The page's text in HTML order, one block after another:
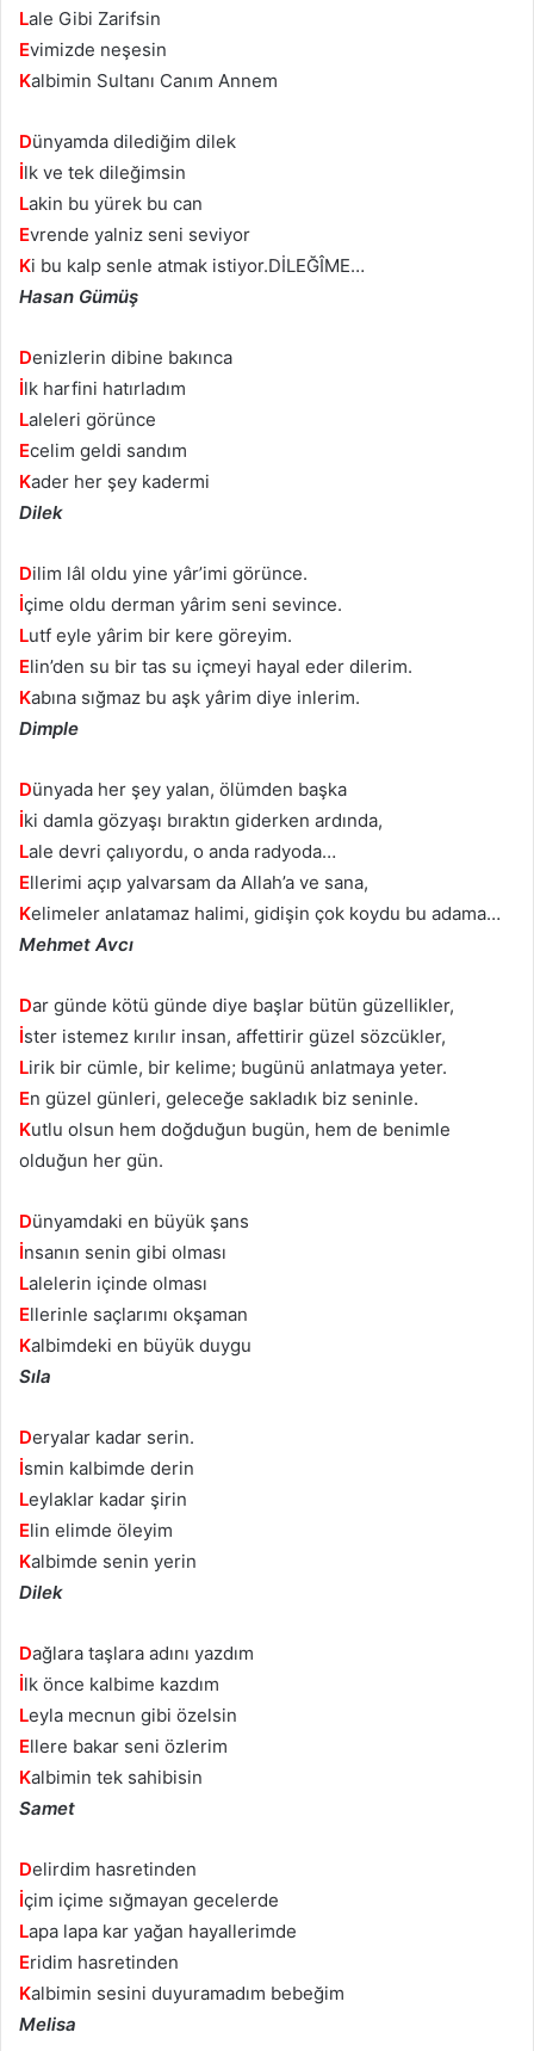
Lale Gibi Zarifsin
Evimizde neşesin
Kalbimin Sultanı Canım Annem
Dünyamda dilediğim dilek
İlk ve tek dileğimsin
Lakin bu yürek bu can
Evrende yalniz seni seviyor
Ki bu kalp senle atmak istiyor.DİLEĞÎME…
Hasan Gümüş
Denizlerin dibine bakınca
İlk harfini hatırladım
Laleleri görünce
Ecelim geldi sandım
Kader her şey kadermi
Dilek
Dilim lâl oldu yine yâr’imi görünce.
İçime oldu derman yârim seni sevince.
Lutf eyle yârim bir kere göreyim.
Elin’den su bir tas su içmeyi hayal eder dilerim.
Kabına sığmaz bu aşk yârim diye inlerim.
Dimple
Dünyada her şey yalan, ölümden başka
İki damla gözyaşı bıraktın giderken ardında,
Lale devri çalıyordu, o anda radyoda…
Ellerimi açıp yalvarsam da Allah’a ve sana,
Kelimeler anlatamaz halimi, gidişin çok koydu bu adama…
Mehmet Avcı
Dar günde kötü günde diye başlar bütün güzellikler,
İster istemez kırılır insan, affettirir güzel sözcükler,
Lirik bir cümle, bir kelime; bugünü anlatmaya yeter.
En güzel günleri, geleceğe sakladık biz seninle.
Kutlu olsun hem doğduğun bugün, hem de benimle
olduğun her gün.
Dünyamdaki en büyük şans
İnsanın senin gibi olması
Lalelerin içinde olması
Ellerinle saçlarımı okşaman
Kalbimdeki en büyük duygu
Sıla
Deryalar kadar serin.
İsmin kalbimde derin
Leylaklar kadar şirin
Elin elimde öleyim
Kalbimde senin yerin
Dilek
Dağlara taşlara adını yazdım
İlk önce kalbime kazdım
Leyla mecnun gibi özelsin
Ellere bakar seni özlerim
Kalbimin tek sahibisin
Samet
Delirdim hasretinden
İçim içime sığmayan gecelerde
Lapa lapa kar yağan hayallerimde
Eridim hasretinden
Kalbimin sesini duyuramadım bebeğim
Melisa